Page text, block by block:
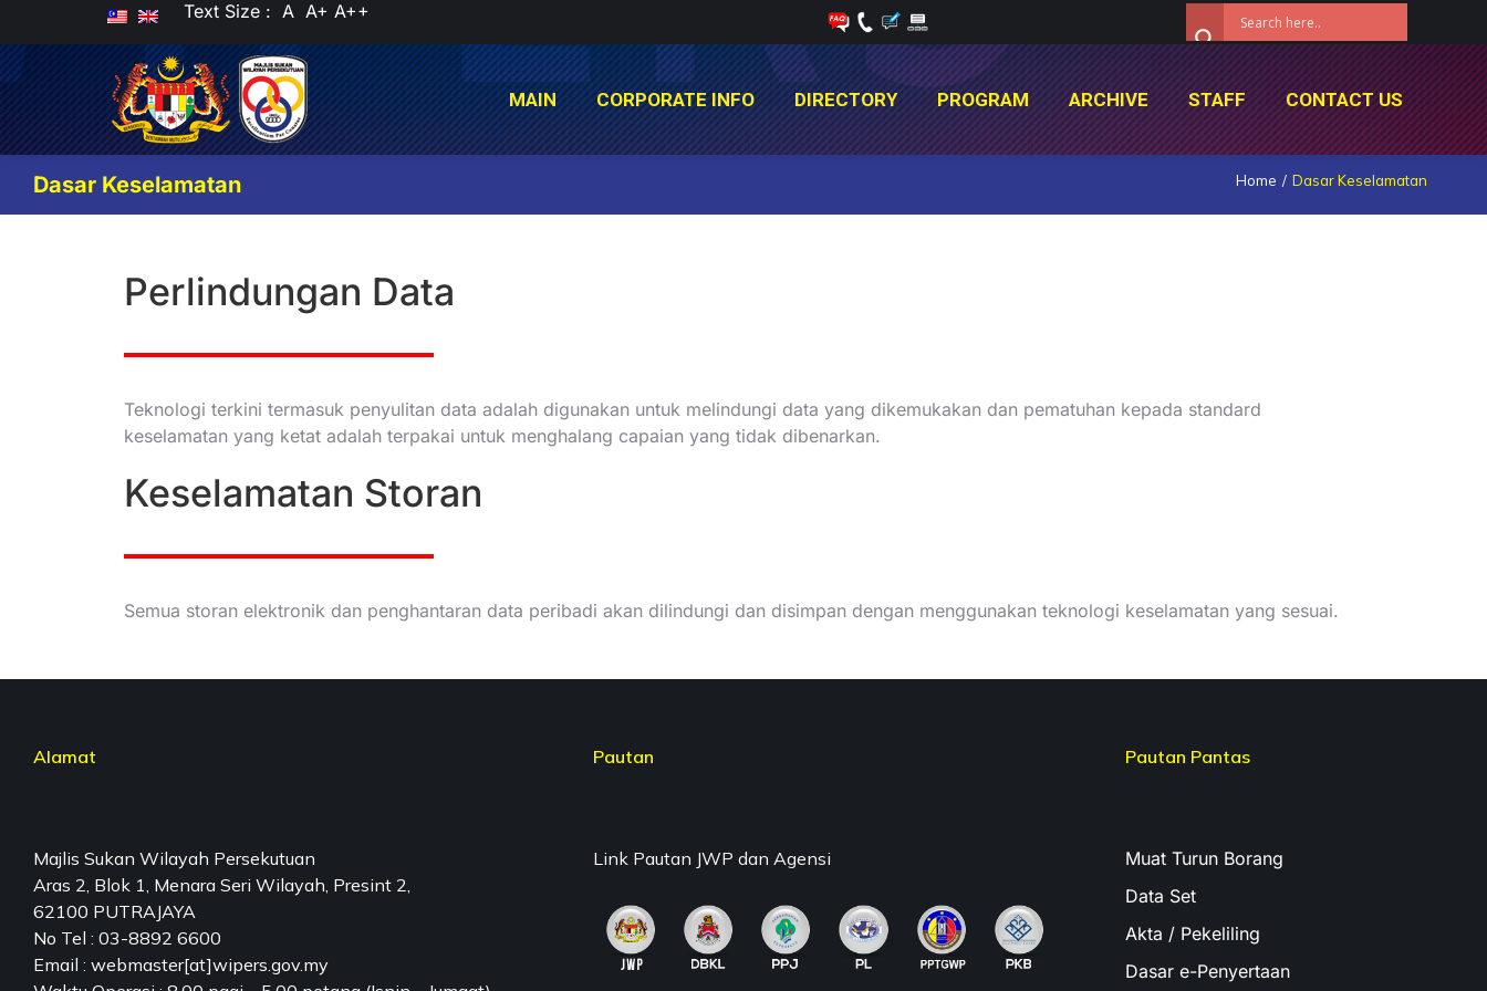
Text Size : A A+ A++
MAIN CORPORATE INFO DIRECTORY PROGRAM ARCHIVE STAFF CONTACT US
Dasar Keselamatan Home Dasar Keselamatan
Perlindungan Data
Teknologi terkini termasuk penyulitan data adalah digunakan untuk melindungi data yang dikemukakan dan pematuhan kepada standard
keselamatan yang ketat adalah terpakai untuk menghalang capaian yang tidak dibenarkan.
Keselamatan Storan
Semua storan elektronik dan penghantaran data peribadi akan dilindungi dan disimpan dengan menggunakan teknologi keselamatan yang sesuai.
Alamat
Majlis Sukan Wilayah Persekutuan
Aras 2, Blok 1, Menara Seri Wilayah, Presint 2,
62100 PUTRAJAYA
No Tel : 03-8892 6600
Email : webmaster[at]wipers.gov.my
Pautan
Link Pautan JWP dan Agensi
Pautan Pantas
Muat Turun Borang
Data Set
Akta / Pekeliling
Dasar e-Penyertaan
MAIN CORPORATE INFO DIRECTORY PROGRAM ARCHIVE STAFF CONTACT US